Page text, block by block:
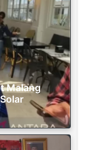
Malang